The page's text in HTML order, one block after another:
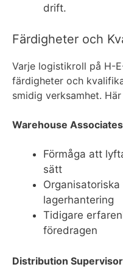
drift.
Färdigheter och
Varje logistikroll på H-
färdigheter och
smidig verksamhet.
Warehouse Associates
Förmåga att
sätt
lagerhantering
Tidigare
föredragen
Distribution